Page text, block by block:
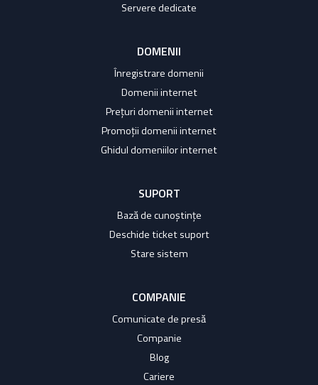
Servere dedicate
DOMENII
Înregistrare domenii
Domenii internet
Prețuri domenii internet
Promoții domenii internet
Ghidul domeniilor internet
SUPORT
Bază de cunoștințe
Deschide ticket suport
Stare sistem
COMPANIE
Comunicate de presă
Companie
Blog
Cariere